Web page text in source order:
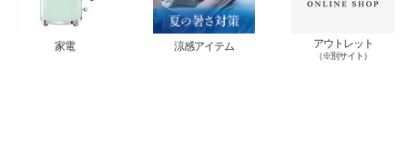
家電 涼感アイテム アウトレット
（※別サイト）